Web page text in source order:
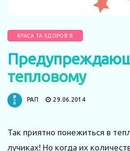
КРАСА ТА ЗДОРОВ'Я
тепловому
РАП 29.06.2014
Так приятно понежиться в
лучиках! Но когда их